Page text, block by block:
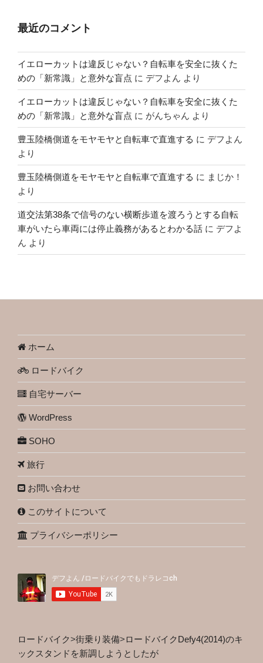
最近のコメント
イエローカットは違反じゃない？自転車を安全に抜くた
めの「新常識」と意外な盲点 に デフよん より
イエローカットは違反じゃない？自転車を安全に抜くた
めの「新常識」と意外な盲点 に がんちゃん より
豊玉陸橋側道をモヤモヤと自転車で直進する に デフよん
より
豊玉陸橋側道をモヤモヤと自転車で直進する に まじか！
より
道交法第38条で信号のない横断歩道を渡ろうとする自転
車がいたら車両には停止義務があるとわかる話 に デフよ
ん より
ホーム
ロードバイク
自宅サーバー
WordPress
SOHO
旅行
お問い合わせ
このサイトについて
プライバシーポリシー
ロードバイク>街乗り装備>ロードバイクDefy4(2014)のキ
ックスタンドを新調しようとしたが